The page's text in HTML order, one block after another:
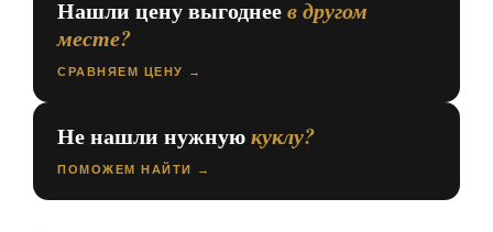
Нашли цену выгоднеев другом
месте?
СРАВНЯЕМ ЦЕНУ →
Не нашли нужнуюкуклу?
ПОМОЖЕМ НАЙТИ →